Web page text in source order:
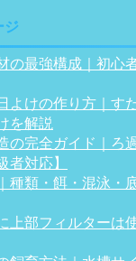
ジ
の最強構成｜初心
よけの作り方｜す
を解説
の完全ガイド｜ろ
対応】
種類・餌・混泳・
上部フィルターは